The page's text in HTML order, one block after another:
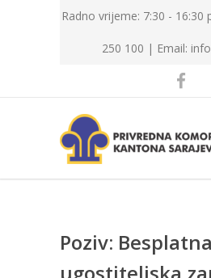
Radno vrijeme: 7:30 -
250 100 | Email:
Poziv: